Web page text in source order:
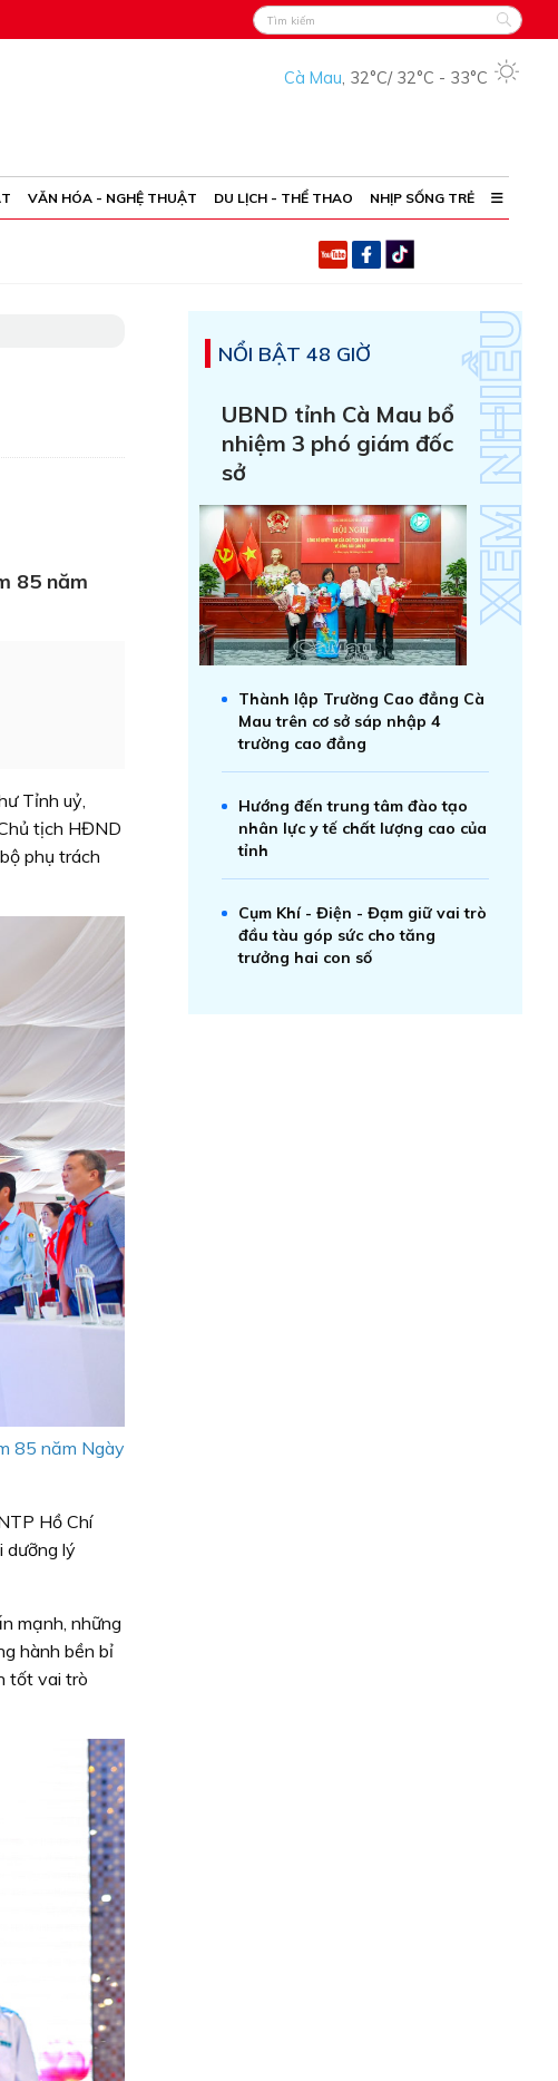
Cà Mau, 32°C/ 32°C - 33°C
VĂN HÓA - NGHỆ THUẬT DU LỊCH - THỂ THAO NHỊP SỐNG TRẺ
85 năm
Tỉnh uỷ,
tịch HĐND
phụ trách
85 năm Ngày
Hồ Chí
dưỡng lý
mạnh, những
hành bền bỉ
tốt vai trò
NỔI BẬT 48 GIỜ
UBND tỉnh Cà Mau bổ
nhiệm 3 phó giám đốc
sở
Thành lập Trường Cao đẳng Cà
Mau trên cơ sở sáp nhập 4
trường cao đẳng
Hướng đến trung tâm đào tạo
nhân lực y tế chất lượng cao của
tỉnh
Cụm Khí - Điện - Đạm giữ vai trò
đầu tàu góp sức cho tăng
trưởng hai con số